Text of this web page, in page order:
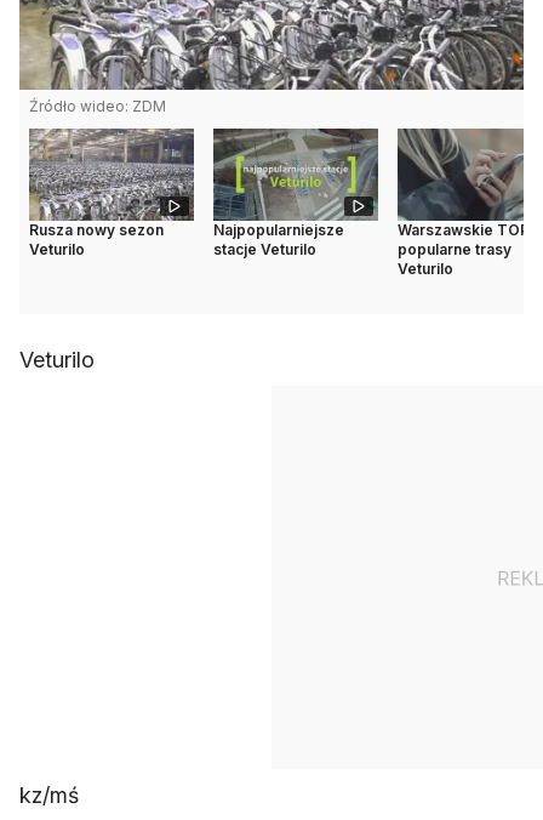
Źródło wideo: ZDM
Rusza nowy sezon
Veturilo
Najpopularniejsze
stacje Veturilo
Warszawskie TOP5
popularne trasy
Veturilo
Veturilo
kz/mś